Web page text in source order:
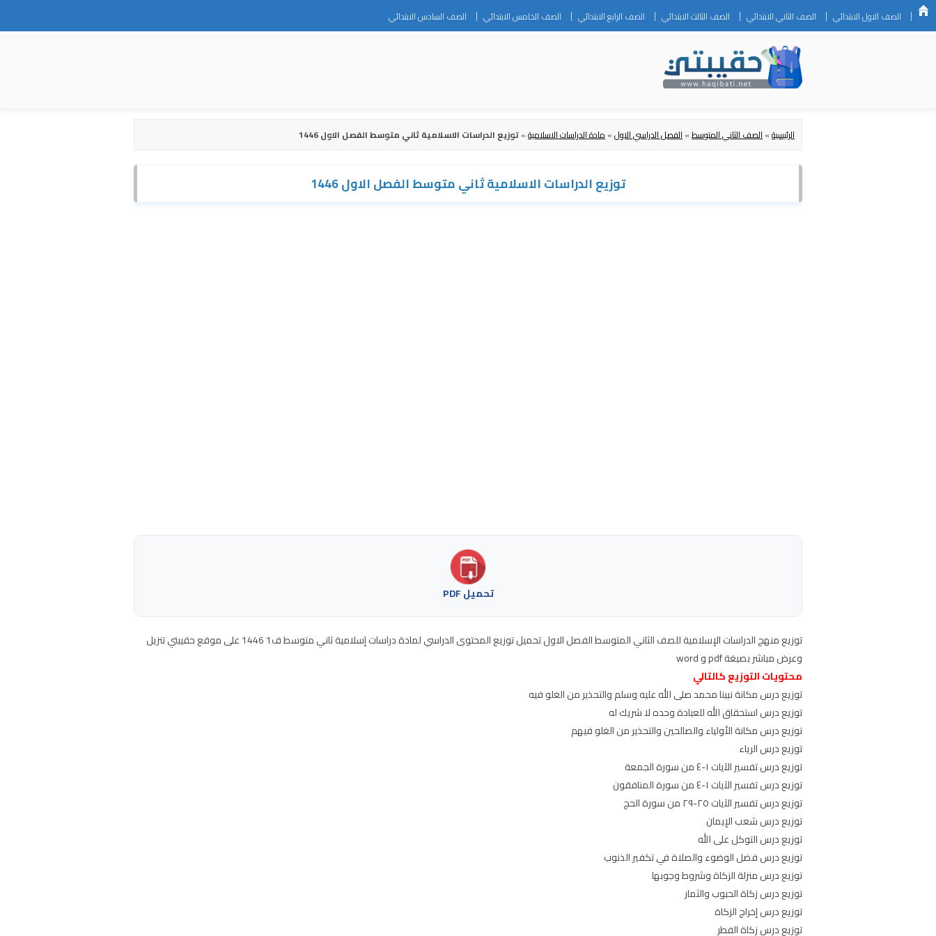
Skip
to
الصف الاول الابتدائي الصف الثاني الابتدائي الصف الثالث الابتدائي الصف الرابع الابتدائي الصف الخامس الابتدائي الصف السادس الابتدائي
الرئيسية»الصف الثاني المتوسط»الفصل الدراسي الاول»مادة الدراسات الاسلامية»توزيع الدراسات الاسلامية ثاني متوسط الفصل الاول 1446
توزيع الدراسات الاسلامية ثاني متوسط الفصل الاول 1446
تحميل PDF
توزيع منهج الدراسات الإسلامية للصف الثاني المتوسط الفصل الاول تحميل توزيع المحتوى الدراسي لمادة دراسات إسلامية ثاني متوسط ف1 1446 على موقع حقيبتي تنزيل
وعرض مباشر بصيغة pdf و word
محتويات التوزيع كالتالي
توزيع درس مكانة نبينا محمد صلى الله عليه وسلم والتحذير من الغلو فيه
توزيع درس استحقاق الله للعبادة وحده لا شريك له
توزيع درس مكانة الأولياء والصالحين والتحذير من الغلو فيهم
توزيع درس الرياء
توزيع درس تفسير الآيات ١-٤ من سورة الجمعة
توزيع درس تفسير الآيات ١-٤ من سورة المنافقون
توزيع درس تفسير الآيات ٢٥-٢٩ من سورة الحج
توزيع درس شعب الإيمان
توزيع درس التوكل على الله
توزيع درس فضل الوضوء والصلاة في تكفير الذنوب
توزيع درس منزلة الزكاة وشروط وجوبها
توزيع درس زكاة الحبوب والثمار
توزيع درس إخراج الزكاة
توزيع درس زكاة الفطر